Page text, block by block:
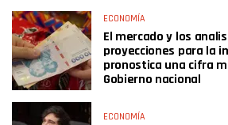
ECONOMÍA
El mercado y los
proyecciones para la
pronostica una cifra
Gobierno nacional
ECONOMÍA